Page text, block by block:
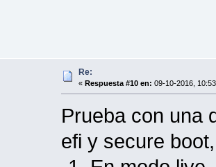
Re:
« Respuesta #10 en: 09-10-2016,
Prueba con una
efi y secure